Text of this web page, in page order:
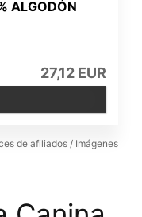
ALGODÓN
27,12 EUR
de afiliados / Imágenes